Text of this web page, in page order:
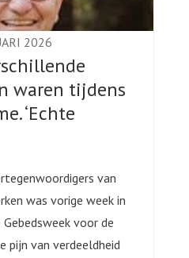
2026
waren tijdens
‘Echte
van
was vorige week in
voor de
pijn van verdeeldheid